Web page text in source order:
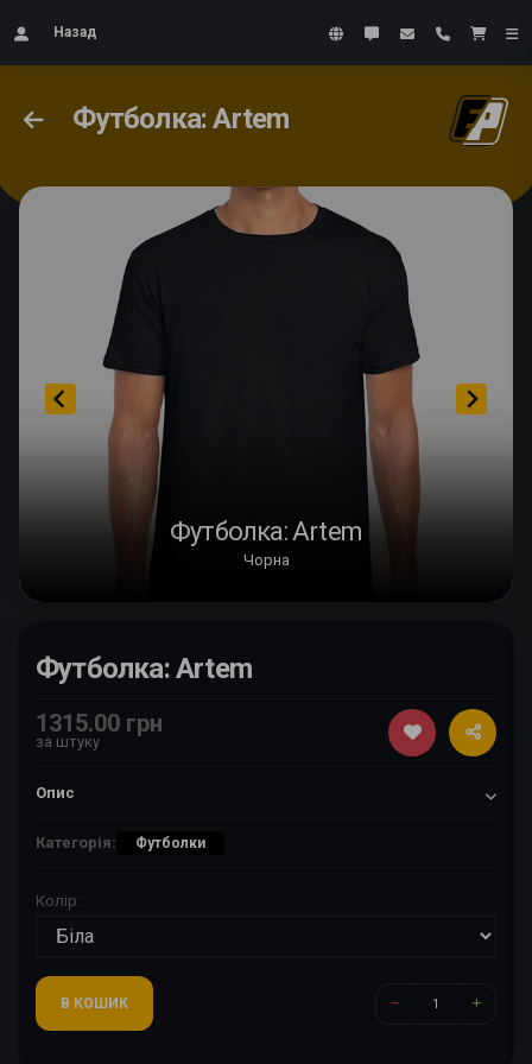
Назад
Футболка: Artem
Футболка: Artem
Чорна
Футболка: Artem
1315.00 грн
за штуку
Опис
Категорія: Футболки
Колір:
В КОШИК